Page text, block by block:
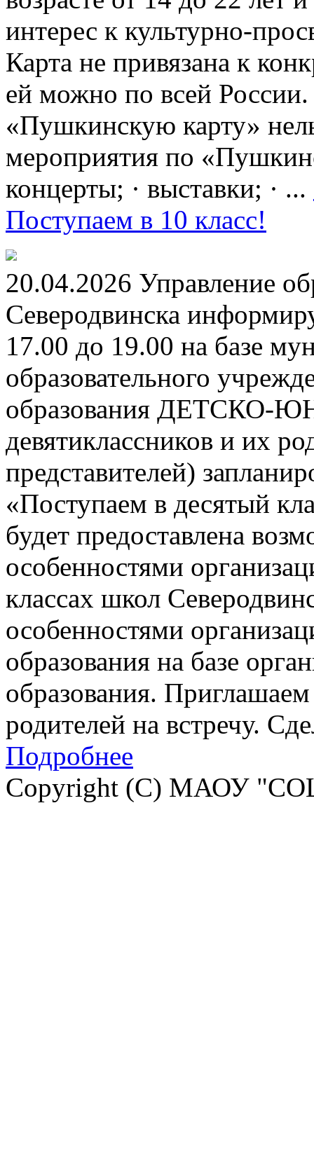
интерес к культурно-
Карта не привязана к
ей можно по всей
«Пушкинскую карту»
мероприятия по
концерты; · выставки; · ...
Поступаем в 10 класс!
20.04.2026 Управление
Северодвинска
17.00 до 19.00 на базе
образовательного
образования
девятиклассников и их
представителей)
«Поступаем в десятый
будет предоставлена
особенностями
классах школ
особенностями
образования на базе
образования.
родителей на встречу.
Подробнее
Copyright (C) МАОУ